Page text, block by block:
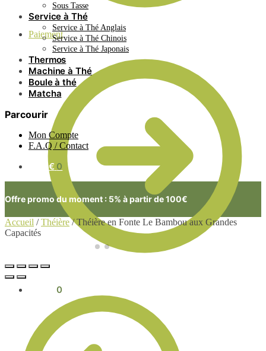
Paiement
0
Sous Tasse
Service à Thé
Service à Thé Anglais
Service à Thé Chinois
Service à Thé Japonais
Thermos
Machine à Thé
Boule à thé
Matcha
Parcourir
Mon Compte
F.A.Q / Contact
0.00€ 0
Offre promo du moment : 5% à partir de 100€
Accueil /Théière/Théière en Fonte Le Bambou aux Grandes
Capacités